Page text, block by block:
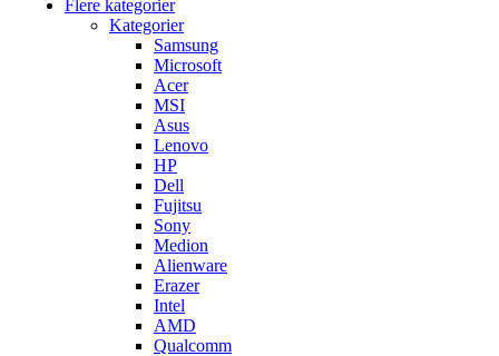
Flere kategorier
Kategorier
Samsung
Microsoft
Acer
MSI
Asus
Lenovo
HP
Dell
Fujitsu
Sony
Medion
Alienware
Erazer
Intel
AMD
Qualcomm